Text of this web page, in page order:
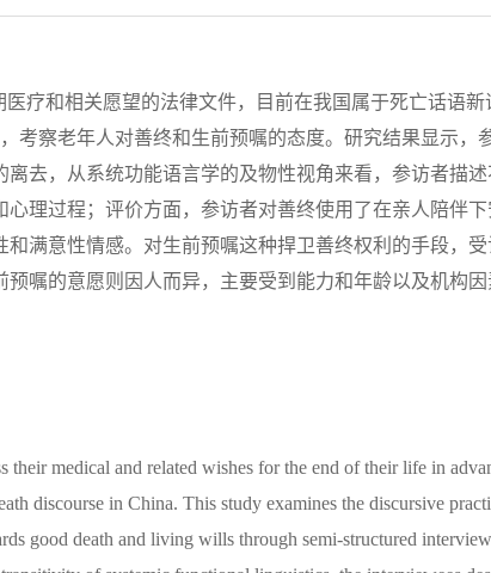
疗和相关愿望的法律文件，目前在我国属于死亡话语新
考察老年人对善终和生前预嘱的态度。研究结果显示，
去，从系统功能语言学的及物性视角来看，参访者描
理过程；评价方面，参访者对善终使用了在亲人陪伴下
满意性情感。对生前预嘱这种捍卫善终权利的手段，受
嘱的意愿则因人而异，主要受到能力和年龄以及机构因
medical and related wishes for the end of their life in
discourse in China. This study examines the discursive
good death and living wills through semi-structured